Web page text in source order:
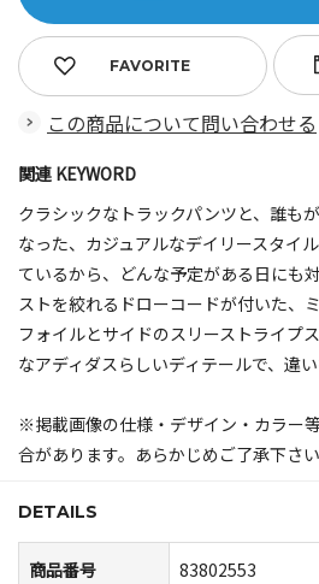
FAVORITE
この商品について問い合わせる
関連 KEYWORD
クラシックなトラックパンツと、誰も
なった、カジュアルなデイリースタイ
ているから、どんな予定がある日にも
ストを絞れるドローコードが付いた、
フォイルとサイドのスリーストライプ
なアディダスらしいディテールで、違い
※掲載画像の仕様・デザイン・カラー
合があります。あらかじめご了承下さい
DETAILS
商品番号 83802553